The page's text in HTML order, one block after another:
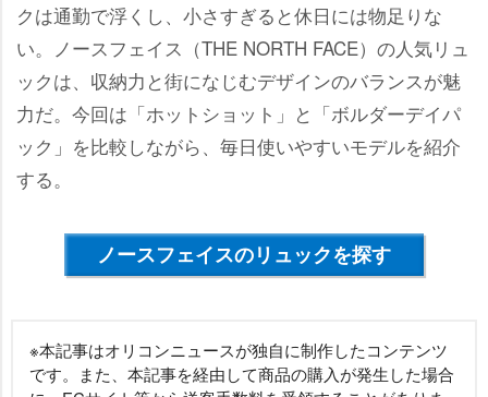
クは通勤で浮くし、小さすぎると休日には物足りな
い。ノースフェイス（THE NORTH FACE）の人気リュ
ックは、収納力と街になじむデザインのバランスが魅
力だ。今回は「ホットショット」と「ボルダーデイパ
ック」を比較しながら、毎日使いやすいモデルを紹介
する。
ノースフェイスのリュックを探す
※本記事はオリコンニュースが独自に制作したコンテンツ
です。また、本記事を経由して商品の購入が発生した場合